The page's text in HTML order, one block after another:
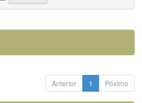
Anterior 1 Póximo